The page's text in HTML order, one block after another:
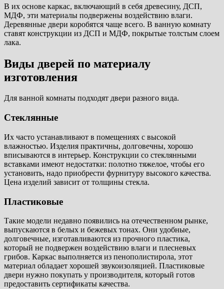
В их основе каркас, включающий в себя древесину, ДСП,
МДФ, эти материалы подвержены воздействию влаги.
Деревянные двери коробятся чаще всего. В ванную комнату
ставят конструкции из ДСП и МДФ, покрытые толстым слоем
лака.
Виды дверей по материалу
изготовления
Для ванной комнаты подходят двери разного вида.
Стеклянные
Их часто устанавливают в помещениях с высокой
влажностью. Изделия практичны, долговечны, хорошо
вписываются в интерьер. Конструкции со стеклянными
вставками имеют недостатки: полотно тяжелое, чтобы его
установить, надо приобрести фурнитуру высокого качества.
Цена изделий зависит от толщины стекла.
Пластиковые
Такие модели недавно появились на отечественном рынке,
выпускаются в белых и бежевых тонах. Они удобные,
долговечные, изготавливаются из прочного пластика,
который не подвержен воздействию влаги и плесневых
грибов. Каркас выполняется из пенополистирола, этот
материал обладает хорошей звукоизоляцией. Пластиковые
двери нужно покупать у производителя, который готов
предоставить сертификаты качества.